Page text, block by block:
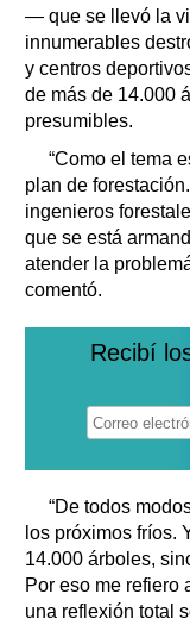
— que se llevó la
innumerables
y centros
de más de 14.000
presumibles.
“Como el tema
plan de
ingenieros
que se está
atender la
comentó.
Recibí
“De todos
los próximos fríos.
14.000 árboles,
Por eso me refiero
una reflexión total